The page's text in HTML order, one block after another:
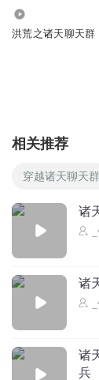
洪荒之诸天聊天群
相关推荐
穿越诸天聊天群
诸
诸
诸
兵